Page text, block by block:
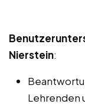
Nierstein:
Lehrenden